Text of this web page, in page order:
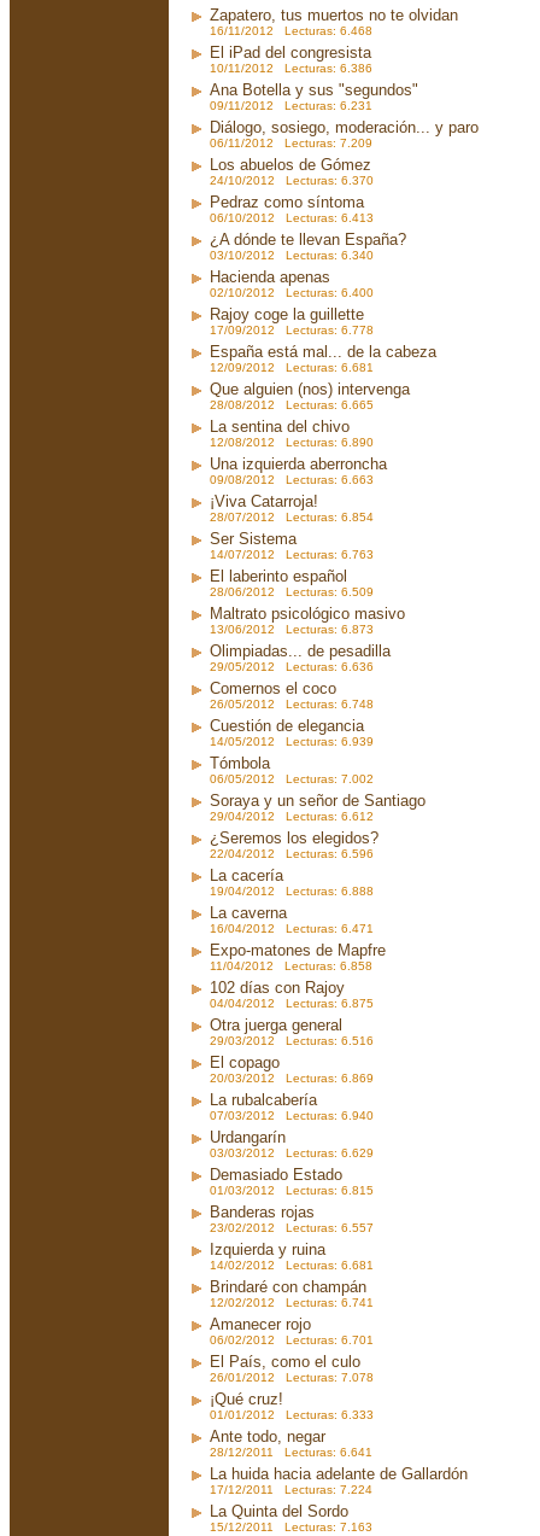
Zapatero, tus muertos no te olvidan
16/11/2012 Lecturas: 6.468
El iPad del congresista
10/11/2012 Lecturas: 6.386
Ana Botella y sus "segundos"
09/11/2012 Lecturas: 6.231
Diálogo, sosiego, moderación... y paro
06/11/2012 Lecturas: 7.209
Los abuelos de Gómez
24/10/2012 Lecturas: 6.370
Pedraz como síntoma
06/10/2012 Lecturas: 6.413
¿A dónde te llevan España?
03/10/2012 Lecturas: 6.340
Hacienda apenas
02/10/2012 Lecturas: 6.400
Rajoy coge la guillette
17/09/2012 Lecturas: 6.778
España está mal... de la cabeza
12/09/2012 Lecturas: 6.681
Que alguien (nos) intervenga
28/08/2012 Lecturas: 6.665
La sentina del chivo
12/08/2012 Lecturas: 6.890
Una izquierda aberroncha
09/08/2012 Lecturas: 6.663
¡Viva Catarroja!
28/07/2012 Lecturas: 6.854
Ser Sistema
14/07/2012 Lecturas: 6.763
El laberinto español
28/06/2012 Lecturas: 6.509
Maltrato psicológico masivo
13/06/2012 Lecturas: 6.873
Olimpiadas... de pesadilla
29/05/2012 Lecturas: 6.636
Comernos el coco
26/05/2012 Lecturas: 6.748
Cuestión de elegancia
14/05/2012 Lecturas: 6.939
Tómbola
06/05/2012 Lecturas: 7.002
Soraya y un señor de Santiago
29/04/2012 Lecturas: 6.612
¿Seremos los elegidos?
22/04/2012 Lecturas: 6.596
La cacería
19/04/2012 Lecturas: 6.888
La caverna
16/04/2012 Lecturas: 6.471
Expo-matones de Mapfre
11/04/2012 Lecturas: 6.858
102 días con Rajoy
04/04/2012 Lecturas: 6.875
Otra juerga general
29/03/2012 Lecturas: 6.516
El copago
20/03/2012 Lecturas: 6.869
La rubalcabería
07/03/2012 Lecturas: 6.940
Urdangarín
03/03/2012 Lecturas: 6.629
Demasiado Estado
01/03/2012 Lecturas: 6.815
Banderas rojas
23/02/2012 Lecturas: 6.557
Izquierda y ruina
14/02/2012 Lecturas: 6.681
Brindaré con champán
12/02/2012 Lecturas: 6.741
Amanecer rojo
06/02/2012 Lecturas: 6.701
El País, como el culo
26/01/2012 Lecturas: 7.078
¡Qué cruz!
01/01/2012 Lecturas: 6.333
Ante todo, negar
28/12/2011 Lecturas: 6.641
La huida hacia adelante de Gallardón
17/12/2011 Lecturas: 7.224
La Quinta del Sordo
15/12/2011 Lecturas: 7.163